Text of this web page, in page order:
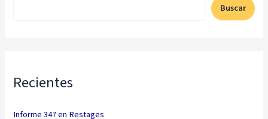
Buscar
Recientes
Informe 347 en Restages